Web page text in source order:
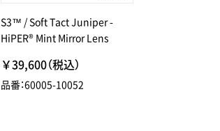
S3™ / Soft Tact Juniper -
HiPER® Mint Mirror Lens
￥39,600（税込）
品番：60005-10052